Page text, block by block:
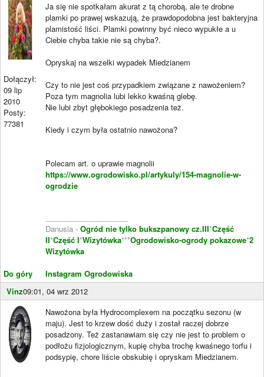
Dołączył:
09 lip
2010
Posty:
77381
Do góry
Ja się nie spotkałam akurat z tą chorobą, ale te drobne
plamki po prawej wskazują, że prawdopodobna jest bakteryjna
plamistość liści. Plamki powinny być nieco wypukłe a u
Ciebie chyba takie nie są chyba?.
Opryskaj na wszelki wypadek Miedzianem
Czy to nie jest coś przypadkiem związane z nawożeniem?
Poza tym magnolia lubi lekko kwaśną glebę.
Nie lubi zbyt głębokiego posadzenia też.
Kiedy i czym była ostatnio nawożona?
Polecam art. o uprawie magnolii
https://www.ogrodowisko.pl/artykuly/154-magnolie-w-
ogrodzie
Danusia - Ogród nie tylko bukszpanowy cz.III*Część
II*Część I*Wizytówka***Ogrodowisko-ogrody pokazowe*2
Wizytówka
Instagram Ogrodowiska
Vinz09:01, 04 wrz 2012
Nawożona była Hydrocomplexem na początku sezonu (w
maju). Jest to krzew dość duży i został raczej dobrze
posadzony. Też zastanawiam się czy nie jest to problem o
podłożu fizjologicznym, kupię chyba trochę kwaśnego torfu i
podsypię, chore liście obskubię i opryskam Miedzianem.